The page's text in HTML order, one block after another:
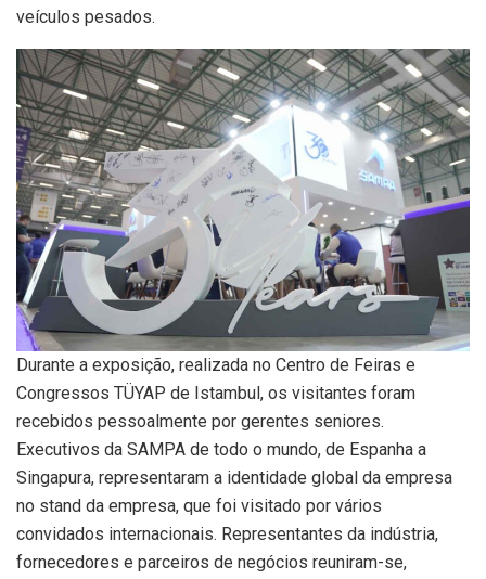
veículos pesados.
Durante a exposição, realizada no Centro de Feiras e
Congressos TÜYAP de Istambul, os visitantes foram
recebidos pessoalmente por gerentes seniores.
Executivos da SAMPA de todo o mundo, de Espanha a
Singapura, representaram a identidade global da empresa
no stand da empresa, que foi visitado por vários
convidados internacionais. Representantes da indústria,
fornecedores e parceiros de negócios reuniram-se,